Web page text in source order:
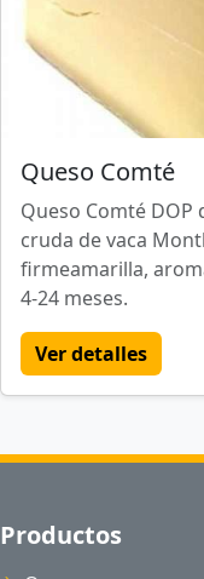
Queso Comté
Queso Comté DOP
cruda de vaca
firmeamarilla,
4-24 meses.
Ver detalles
Productos